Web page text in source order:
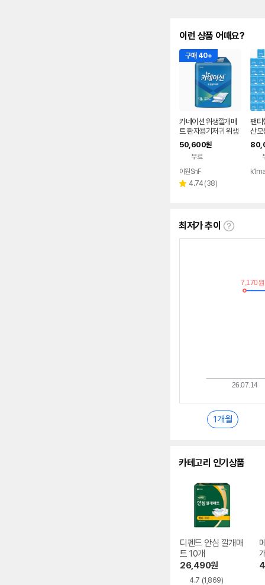
이런 상품 어때요?
구매 40+
카네이션 위생깔개매
트 환자용기저귀 위생
매트 (200매)
50,600원
무료
이원SnF
별 4.74 리
(38)
팬티
산모
화이
트
박스
최저가 추이
최
1개월
카테고리 인기상품
디펜드 안심 깔개매
트 10개
26,490원
4.7 (1,869)